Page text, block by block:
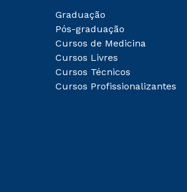
Graduação
Pós-graduação
Cursos de Medicina
Cursos Livres
Cursos Técnicos
Cursos Profissionalizantes